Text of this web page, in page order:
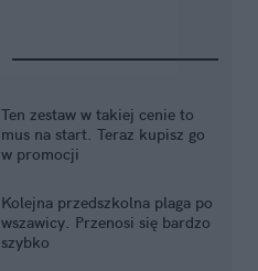
Ten zestaw w takiej cenie to
mus na start. Teraz kupisz go
w promocji
Kolejna przedszkolna plaga po
wszawicy. Przenosi się bardzo
szybko